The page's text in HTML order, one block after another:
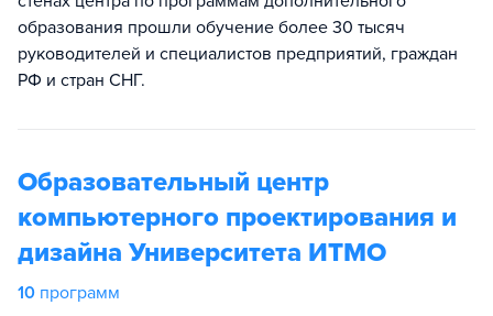
образования прошли обучение более 30 тысяч
руководителей и специалистов предприятий, граждан
РФ и стран СНГ.
Образовательный центр
компьютерного проектирования и
дизайна Университета ИТМО
10 программ